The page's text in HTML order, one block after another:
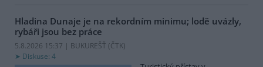
Hladina Dunaje je na rekordním minimu; lodě uvázly,
rybáři jsou bez práce
5.8.2026 15:37 | BUKUREŠŤ (ČTK)
Diskuse: 4